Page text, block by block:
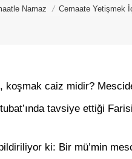
Namaz Cemaate Yetişmek
caiz midir?
tavsiye ettiği
ki: Bir mü’min